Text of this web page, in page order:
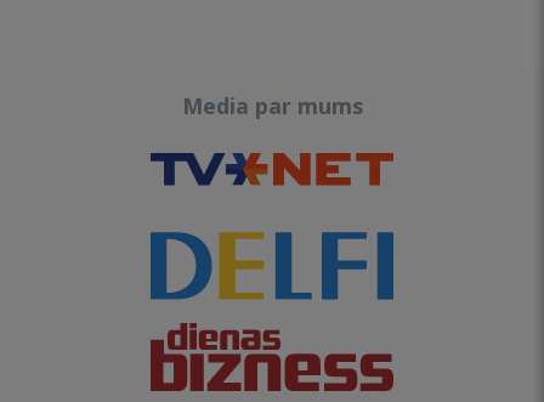
Media par mums